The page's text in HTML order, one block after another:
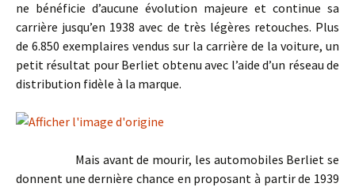
ne bénéficie d’aucune évolution majeure et continue sa
carrière jusqu’en 1938 avec de très légères retouches. Plus
de 6.850 exemplaires vendus sur la carrière de la voiture, un
petit résultat pour Berliet obtenu avec l’aide d’un réseau de
distribution fidèle à la marque.
Mais avant de mourir, les automobiles Berliet se
donnent une dernière chance en proposant à partir de 1939